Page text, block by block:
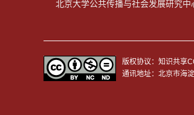
北京大学公共传播与社会发展研究中
版权协议：知识共享
通讯地址：北京市海